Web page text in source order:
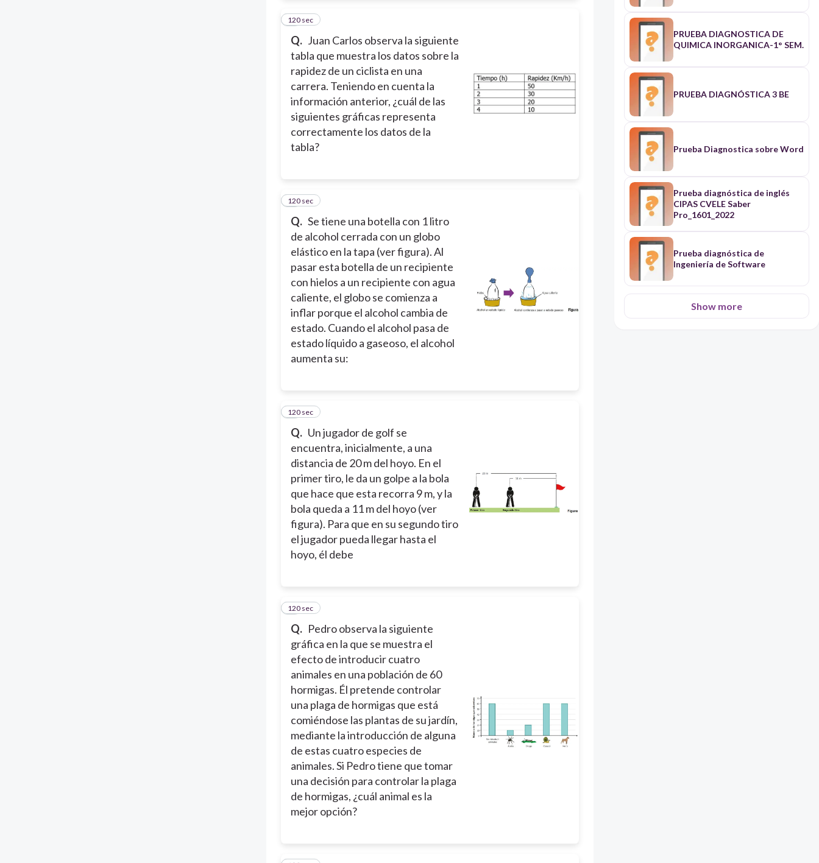
Q. Juan Carlos observa la siguiente
tabla que muestra los datos sobre la
rapidez de un ciclista en una
carrera. Teniendo en cuenta la
información anterior, ¿cuál de las
siguientes gráficas representa
correctamente los datos de la
tabla?
2
120 sec
Q. Se tiene una botella con 1 litro
de alcohol cerrada con un globo
elástico en la tapa (ver figura). Al
pasar esta botella de un recipiente
con hielos a un recipiente con agua
caliente, el globo se comienza a
inflar porque el alcohol cambia de
estado. Cuando el alcohol pasa de
estado líquido a gaseoso, el alcohol
aumenta su:
3
120 sec
Q. Un jugador de golf se
encuentra, inicialmente, a una
distancia de 20 m del hoyo. En el
primer tiro, le da un golpe a la bola
que hace que esta recorra 9 m, y la
bola queda a 11 m del hoyo (ver
figura). Para que en su segundo tiro
el jugador pueda llegar hasta el
hoyo, él debe
4
120 sec
Q. Pedro observa la siguiente
gráfica en la que se muestra el
efecto de introducir cuatro
animales en una población de 60
hormigas. Él pretende controlar
una plaga de hormigas que está
comiéndose las plantas de su jardín,
mediante la introducción de alguna
de estas cuatro especies de
animales. Si Pedro tiene que tomar
una decisión para controlar la plaga
de hormigas, ¿cuál animal es la
mejor opción?
5
120 sec
PRUEBA DIAGNOSTICA DE
QUIMICA INORGANICA-1° SEM.
PRUEBA DIAGNÓSTICA 3 BE
Prueba Diagnostica sobre Word
Prueba diagnóstica de inglés
CIPAS CVELE Saber
Pro_1601_2022
Prueba diagnóstica de
Ingeniería de Software
Show more